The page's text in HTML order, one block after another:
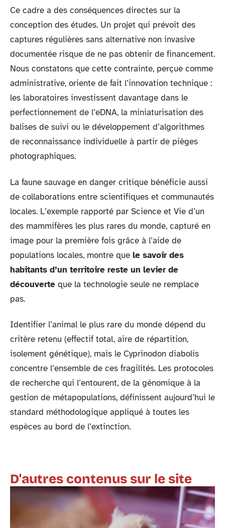
Ce cadre a des conséquences directes sur la
conception des études. Un projet qui prévoit des
captures régulières sans alternative non invasive
documentée risque de ne pas obtenir de financement.
Nous constatons que cette contrainte, perçue comme
administrative, oriente de fait l’innovation technique :
les laboratoires investissent davantage dans le
perfectionnement de l’eDNA, la miniaturisation des
balises de suivi ou le développement d’algorithmes
de reconnaissance individuelle à partir de pièges
photographiques.
La faune sauvage en danger critique bénéficie aussi
de collaborations entre scientifiques et communautés
locales. L’exemple rapporté par Science et Vie d’un
des mammifères les plus rares du monde, capturé en
image pour la première fois grâce à l’aide de
populations locales, montre que le savoir des
habitants d’un territoire reste un levier de
découverte que la technologie seule ne remplace
pas.
Identifier l’animal le plus rare du monde dépend du
critère retenu (effectif total, aire de répartition,
isolement génétique), mais le Cyprinodon diabolis
concentre l’ensemble de ces fragilités. Les protocoles
de recherche qui l’entourent, de la génomique à la
gestion de métapopulations, définissent aujourd’hui le
standard méthodologique appliqué à toutes les
espèces au bord de l’extinction.
D'autres contenus sur le site